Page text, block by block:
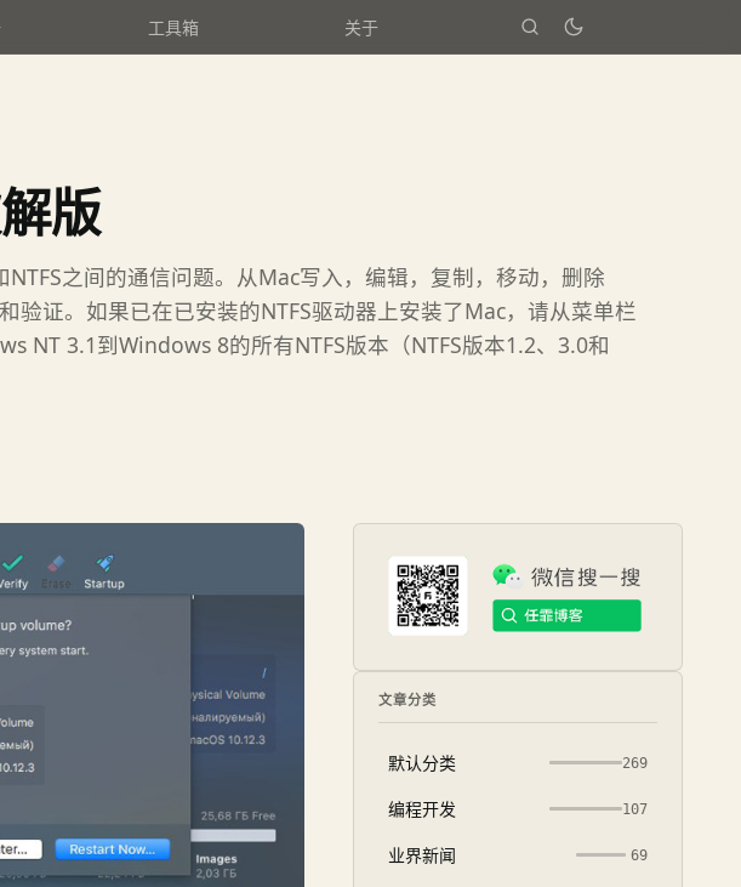
工具箱 关于
版
之间的通信问题。从Mac写入，编辑，复制，移动，删除
验证。如果已在已安装的NTFS驱动器上安装了Mac，请从菜单栏
NT 3.1到Windows 8的所有NTFS版本（NTFS版本1.2、3.0和
文章分类
默认分类 269
编程开发 107
业界新闻 69